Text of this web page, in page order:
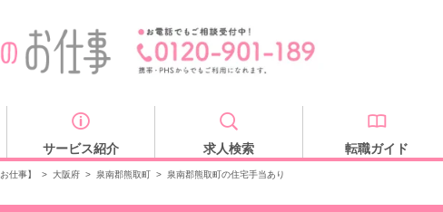
サービス紹介 求人検索 転職ガイド
仕事】 > 大阪府 > 泉南郡熊取町 > 泉南郡熊取町の住宅手当あり